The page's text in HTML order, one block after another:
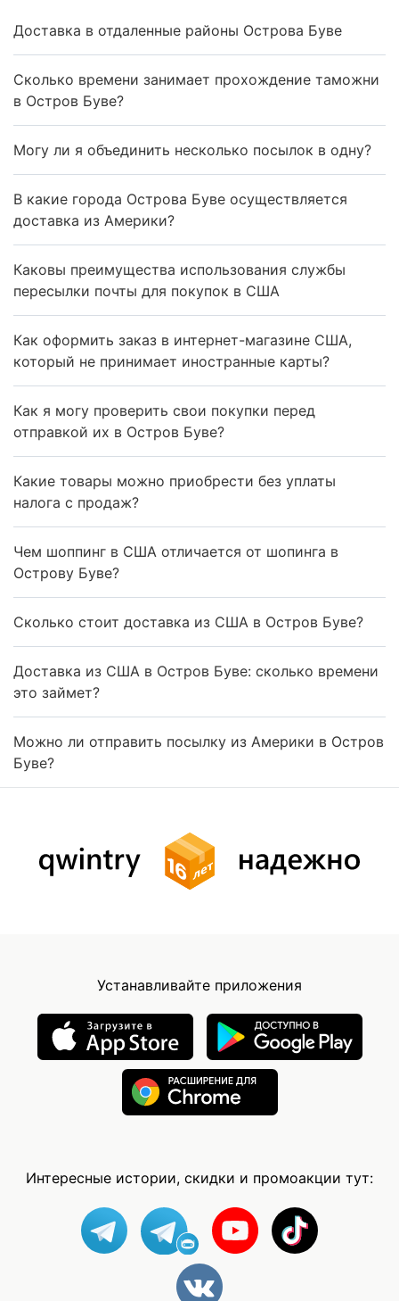
Доставка в отдаленные районы Острова Буве
Сколько времени занимает прохождение таможни
в Остров Буве?
Могу ли я объединить несколько посылок в одну?
В какие города Острова Буве осуществляется
доставка из Америки?
Каковы преимущества использования службы
пересылки почты для покупок в США
Как оформить заказ в интернет-магазине США,
который не принимает иностранные карты?
Как я могу проверить свои покупки перед
отправкой их в Остров Буве?
Какие товары можно приобрести без уплаты
налога с продаж?
Чем шоппинг в США отличается от шопинга в
Острову Буве?
Сколько стоит доставка из США в Остров Буве?
Доставка из США в Остров Буве: сколько времени
это займет?
Можно ли отправить посылку из Америки в Остров
Буве?
Устанавливайте приложения
Интересные истории, скидки и промоакции тут: